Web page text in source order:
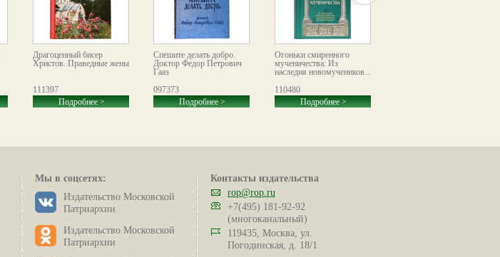
Драгоценный бисер
Христов. Праведные жены
111397
Подробнее >
Спешите делать добро.
Доктор Федор Петрович
Гааз
097373
Подробнее >
Огоньки смиренного
мученичества: Из
наследия новомучеников...
110480
Подробнее >
Мы в соцсетях:
Издательство Московской
Патриархии
Издательство Московской
Патриархии
Контакты издательства
rop@rop.ru
+7(495) 181-92-92
(многоканальный)
119435, Москва, ул.
Погодинская, д. 18/1